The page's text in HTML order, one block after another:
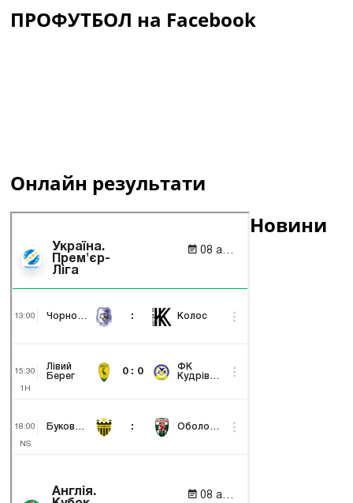
ПРОФУТБОЛ на Facebook
Онлайн результати
Новини